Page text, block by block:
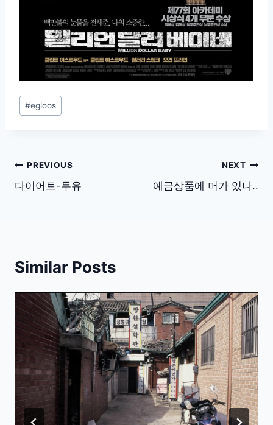
Post
Tags:
#egloos
글
탐
PREVIOUS
다이어트-두유
NEXT
예금상품에 머가 있나..
Similar Posts